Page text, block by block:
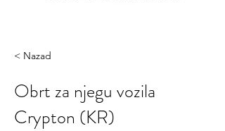
< Nazad
Obrt za njegu vozila
Crypton (KR)